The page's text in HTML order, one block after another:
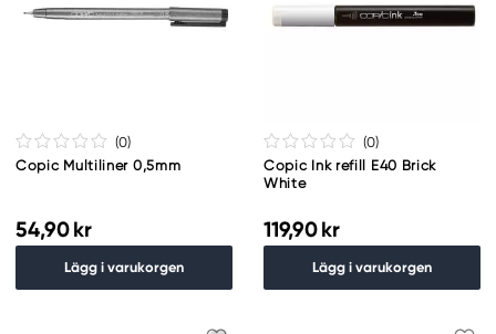
(0)
Copic Multiliner 0,5mm
54,90 kr
Lägg i varukorgen
(0)
Copic Ink refill E40 Brick
White
119,90 kr
Lägg i varukorgen